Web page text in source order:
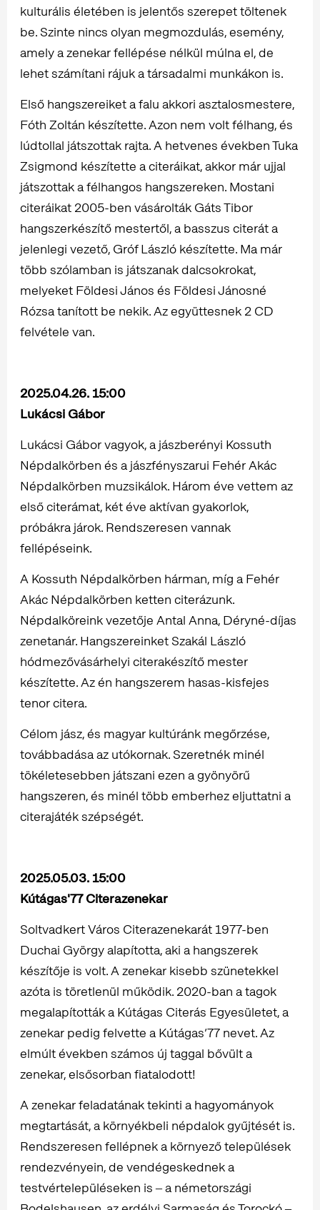
kulturális életében is jelentős szerepet töltenek
be. Szinte nincs olyan megmozdulás, esemény,
amely a zenekar fellépése nélkül múlna el, de
lehet számítani rájuk a társadalmi munkákon is.
Első hangszereiket a falu akkori asztalosmestere,
Fóth Zoltán készítette. Azon nem volt félhang, és
lúdtollal játszottak rajta. A hetvenes években Tuka
Zsigmond készítette a citeráikat, akkor már ujjal
játszottak a félhangos hangszereken. Mostani
citeráikat 2005-ben vásárolták Gáts Tibor
hangszerkészítő mestertől, a basszus citerát a
jelenlegi vezető, Gróf László készítette. Ma már
több szólamban is játszanak dalcsokrokat,
melyeket Földesi János és Földesi Jánosné
Rózsa tanított be nekik. Az együttesnek 2 CD
felvétele van.
2025.04.26. 15:00
Lukácsi Gábor
Lukácsi Gábor vagyok, a jászberényi Kossuth
Népdalkörben és a jászfényszarui Fehér Akác
Népdalkörben muzsikálok. Három éve vettem az
első citerámat, két éve aktívan gyakorlok,
próbákra járok. Rendszeresen vannak
fellépéseink.
A Kossuth Népdalkörben hárman, míg a Fehér
Akác Népdalkörben ketten citerázunk.
Népdalköreink vezetője Antal Anna, Déryné-díjas
zenetanár. Hangszereinket Szakál László
hódmezővásárhelyi citerakészítő mester
készítette. Az én hangszerem hasas-kisfejes
tenor citera.
Célom jász, és magyar kultúránk megőrzése,
továbbadása az utókornak. Szeretnék minél
tökéletesebben játszani ezen a gyönyörű
hangszeren, és minél több emberhez eljuttatni a
citerajáték szépségét.
2025.05.03. 15:00
Kútágas'77 Citerazenekar
Soltvadkert Város Citerazenekarát 1977-ben
Duchai György alapította, aki a hangszerek
készítője is volt. A zenekar kisebb szünetekkel
azóta is töretlenül működik. 2020-ban a tagok
megalapították a Kútágas Citerás Egyesületet, a
zenekar pedig felvette a Kútágas’77 nevet. Az
elmúlt években számos új taggal bővült a
zenekar, elsősorban fiatalodott!
A zenekar feladatának tekinti a hagyományok
megtartását, a környékbeli népdalok gyűjtését is.
Rendszeresen fellépnek a környező települések
rendezvényein, de vendégeskednek a
testvértelepüléseken is ‒ a németországi